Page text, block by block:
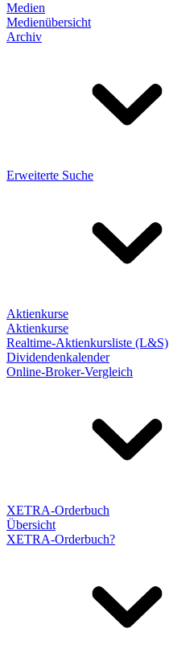
Medien
Medienübersicht
Archiv
Erweiterte Suche
Aktienkurse
Aktienkurse
Realtime-Aktienkursliste (L&S)
Dividendenkalender
Online-Broker-Vergleich
XETRA-Orderbuch
Übersicht
XETRA-Orderbuch?